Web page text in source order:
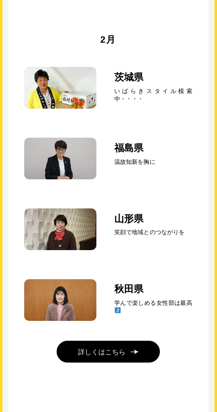
2月
茨城県
いばらきスタイル模索
中・・・・
福島県
温故知新を胸に
山形県
笑顔で地域とのつながりを
秋田県
学んで楽しめる女性部は最高
詳しくはこちら